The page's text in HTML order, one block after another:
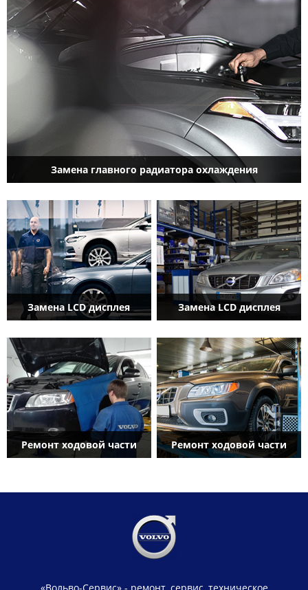
Замена главного радиатора охлаждения
Замена LCD дисплея Замена LCD дисплея
Ремонт ходовой части Ремонт ходовой части